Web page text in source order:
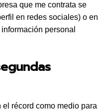
que me contrata se
en redes sociales) o en
personal
récord como medio para